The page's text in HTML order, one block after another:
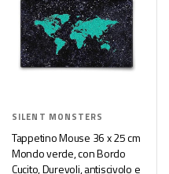
SILENT MONSTERS
Tappetino Mouse 36 x 25 cm
Mondo verde, con Bordo
Cucito, Durevoli, antiscivolo e